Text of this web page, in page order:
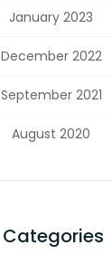
January 2023
December 2022
September 2021
August 2020
Categories